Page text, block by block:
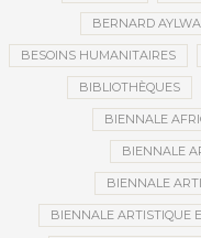
BERNARD
BESOINS HUMANITAIRES
BIBLIOTHÈQUES
BIENNALE
BIENNALE
BIENNALE
BIENNALE ARTISTIQUE